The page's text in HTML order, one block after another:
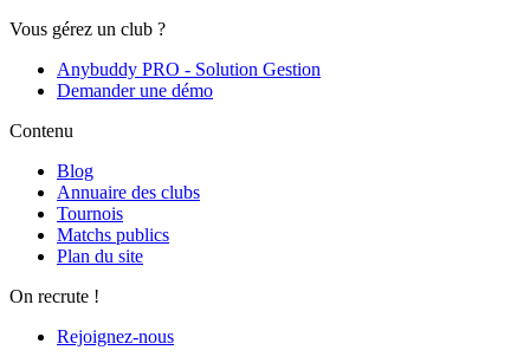
Vous gérez un club ?
Anybuddy PRO - Solution Gestion
Demander une démo
Contenu
Blog
Annuaire des clubs
Tournois
Matchs publics
Plan du site
On recrute !
Rejoignez-nous